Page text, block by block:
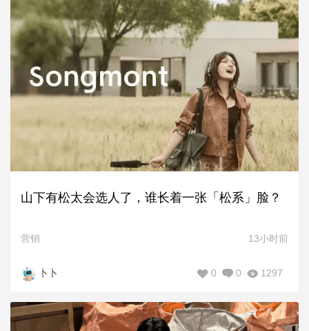
山下有松太会选人了，谁长着一张「松系」脸？
营销 13小时前
卜卜 1297
0
0